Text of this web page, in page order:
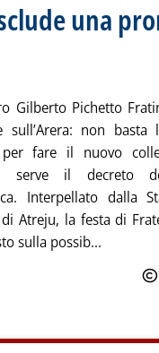
una
Gilberto Pichetto
sull’Arera: non basta
fare il nuovo
serve il decreto
Interpellato dalla
Atreju, la festa di
sulla possib...